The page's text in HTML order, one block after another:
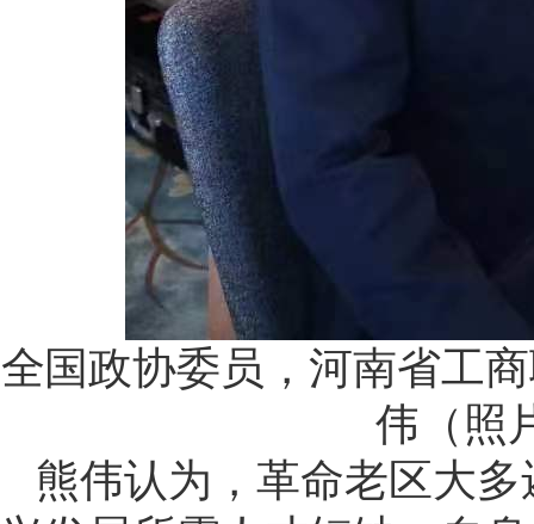
全国政协委员，河南省工
伟（照
熊伟认为，革命老区大